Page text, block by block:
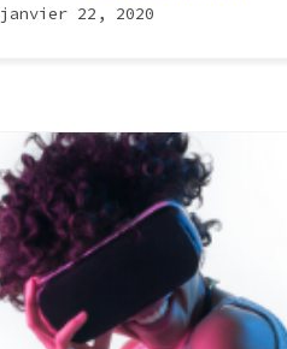
janvier 22, 2020